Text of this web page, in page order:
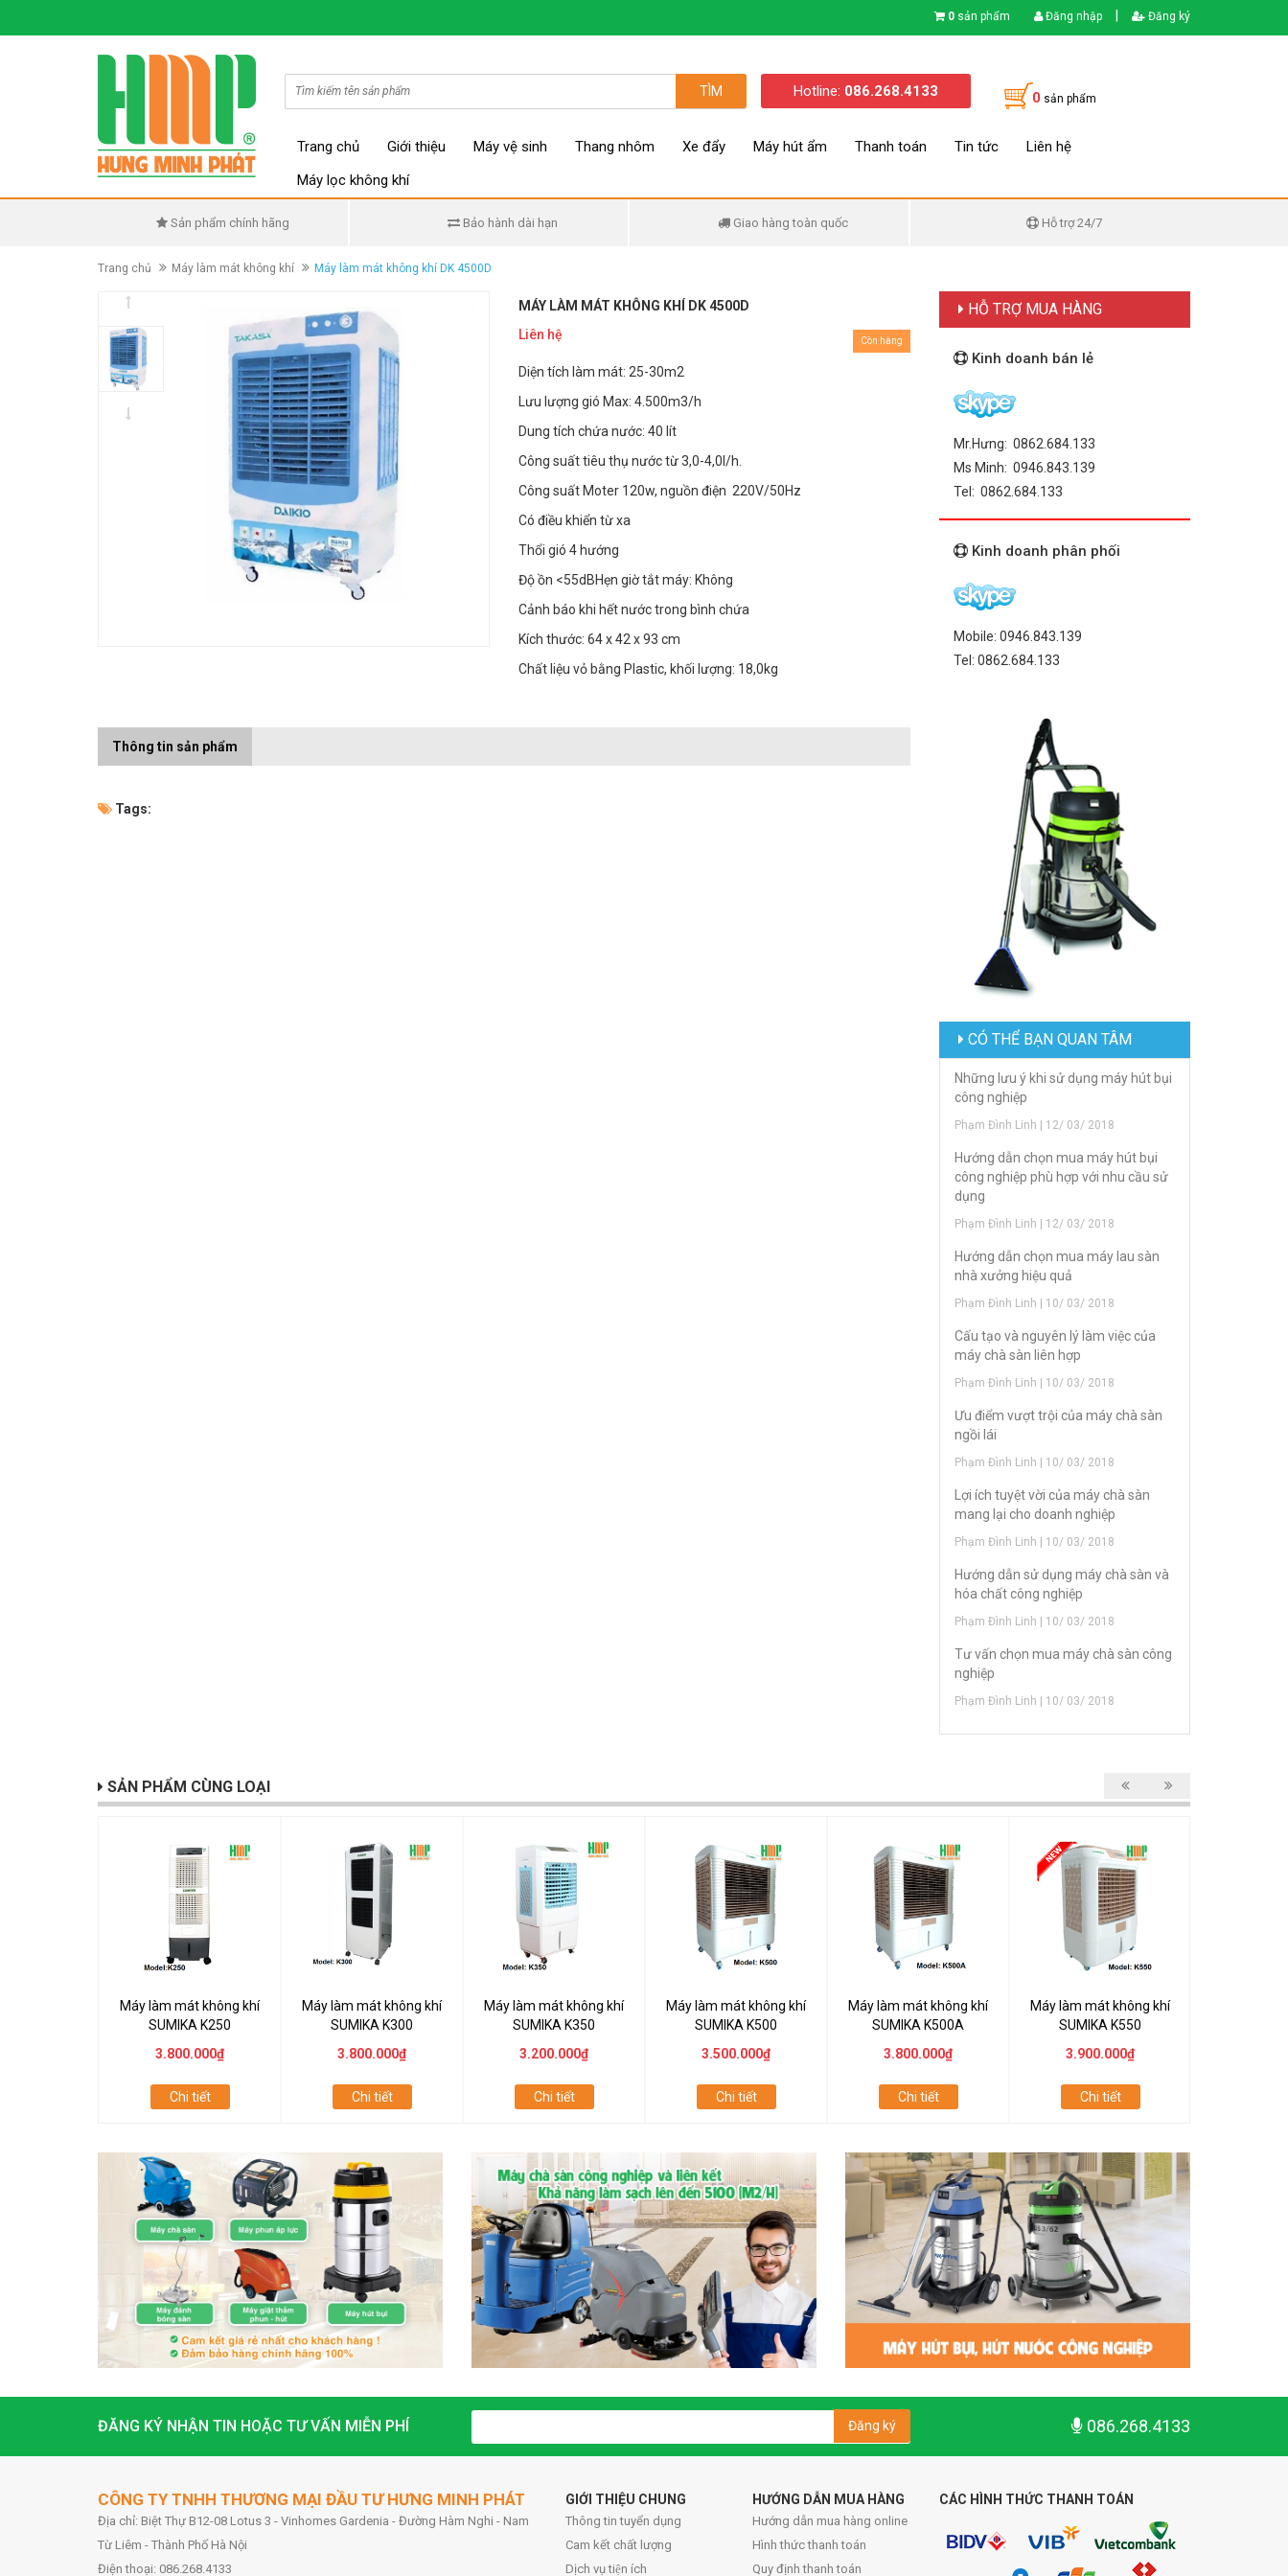
0 sản phẩm Đăng nhập Đăng ký
TÌM Hotline: 086.268.4133 0 sản phẩm
Trang chủ Giới thiệu Máy vệ sinh Thang nhôm Xe đẩy Máy hút ẩm Thanh toán Tin tức
Liên hệ
Máy lọc không khí
Sản phẩm chính hãng Bảo hành dài hạn Giao hàng toàn quốc Hỗ trợ 24/7
Trang chủ Máy làm mát không khí Máy làm mát không khí DK 4500D
MÁY LÀM MÁT KHÔNG KHÍ DK 4500D
Liên hệ
Còn hàng
Diện tích làm mát: 25-30m2
Lưu lượng gió Max: 4.500m3/h
Dung tích chứa nước: 40 lít
Công suất tiêu thụ nước từ 3,0-4,0l/h.
Công suất Moter 120w, nguồn điện 220V/50Hz
Có điều khiển từ xa
Thổi gió 4 hướng
Độ ồn <55dBHẹn giờ tắt máy: Không
Cảnh báo khi hết nước trong bình chứa
Kích thước: 64 x 42 x 93 cm
Chất liệu vỏ bằng Plastic, khối lượng: 18,0kg
Thông tin sản phẩm
Tags:
HỖ TRỢ MUA HÀNG
Kinh doanh bán lẻ
Mr.Hưng: 0862.684.133
Ms Minh: 0946.843.139
Tel: 0862.684.133
Kinh doanh phân phối
Mobile: 0946.843.139
Tel: 0862.684.133
CÓ THỂ BẠN QUAN TÂM
Những lưu ý khi sử dụng máy hút bụi
công nghiệp
Phạm Đình Linh | 12/ 03/ 2018
Hướng dẫn chọn mua máy hút bụi
công nghiệp phù hợp với nhu cầu sử
dụng
Phạm Đình Linh | 12/ 03/ 2018
Hướng dẫn chọn mua máy lau sàn
nhà xưởng hiệu quả
Phạm Đình Linh | 10/ 03/ 2018
Cấu tạo và nguyên lý làm việc của
máy chà sàn liên hợp
Phạm Đình Linh | 10/ 03/ 2018
Ưu điểm vượt trội của máy chà sàn
ngồi lái
Phạm Đình Linh | 10/ 03/ 2018
Lợi ích tuyệt vời của máy chà sàn
mang lại cho doanh nghiệp
Phạm Đình Linh | 10/ 03/ 2018
Hướng dẫn sử dụng máy chà sàn và
hóa chất công nghiệp
Phạm Đình Linh | 10/ 03/ 2018
Tư vấn chọn mua máy chà sàn công
nghiệp
Phạm Đình Linh | 10/ 03/ 2018
SẢN PHẨM CÙNG LOẠI
Máy làm mát không khí
SUMIKA K250
3.800.000₫
Chi tiết
Máy làm mát không khí
SUMIKA K300
3.800.000₫
Chi tiết
Máy làm mát không khí
SUMIKA K350
3.200.000₫
Chi tiết
Máy làm mát không khí
SUMIKA K500
3.500.000₫
Chi tiết
Máy làm mát không khí
SUMIKA K500A
3.800.000₫
Chi tiết
Máy làm mát không khí
SUMIKA K550
3.900.000₫
Chi tiết
ĐĂNG KÝ NHẬN TIN HOẶC TƯ VẤN MIỄN PHÍ Đăng ký 086.268.4133
CÔNG TY TNHH THƯƠNG MẠI ĐẦU TƯ HƯNG MINH PHÁT
Địa chỉ: Biệt Thự B12-08 Lotus 3 - Vinhomes Gardenia - Đường Hàm Nghi - Nam
Từ Liêm - Thành Phố Hà Nội
Điện thoại: 086.268.4133
GIỚI THIỆU CHUNG
Thông tin tuyển dụng
Cam kết chất lượng
Dịch vụ tiện ích
HƯỚNG DẪN MUA HÀNG
Hướng dẫn mua hàng online
Hình thức thanh toán
Quy định thanh toán
CÁC HÌNH THỨC THANH TOÁN